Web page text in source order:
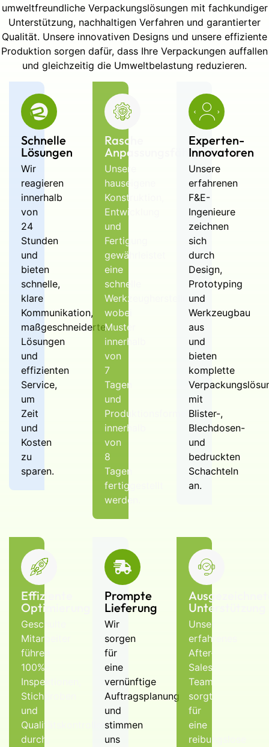
umweltfreundliche Verpackungslösungen mit fachkundiger
Unterstützung, nachhaltigen Verfahren und garantierter
Qualität. Unsere innovativen Designs und unsere effiziente
Produktion sorgen dafür, dass Ihre Verpackungen auffallen
und gleichzeitig die Umweltbelastung reduzieren.
Schnelle
Lösungen
Wir
reagieren
innerhalb
von
24
Stunden
und
bieten
schnelle,
klare
Kommunikation,
maßgeschneiderte
Lösungen
und
effizienten
Service,
um
Zeit
und
Kosten
zu
sparen.
Rasche
Anpassungsfähigkeit
Unsere
hauseigene
Konstruktion,
Entwicklung
und
Fertigung
gewährleistet
eine
schnelle
Werkzeugherstellung,
wobei
Muster
innerhalb
von
7
Tagen
und
Produktionsformen
innerhalb
von
8
Tagen
fertiggestellt
werden.
Experten-
Innovatoren
Unsere
erfahrenen
F&E-
Ingenieure
zeichnen
sich
durch
Design,
Prototyping
und
Werkzeugbau
aus
und
bieten
komplette
mit
Blister-,
Blechdosen-
und
bedruckten
Schachteln
an.
Effiziente
Optimierung
Geschulte
Mitarbeiter
führen
100%-
Inspektionen,
Stichproben
und
Qualitätskontrollen
durch,
Prompte
Lieferung
Wir
sorgen
für
eine
vernünftige
Auftragsplanung
und
stimmen
uns
Unterstützung
Unser
erfahrenes
After-
Sales-
Team
sorgt
für
eine
reibungslose